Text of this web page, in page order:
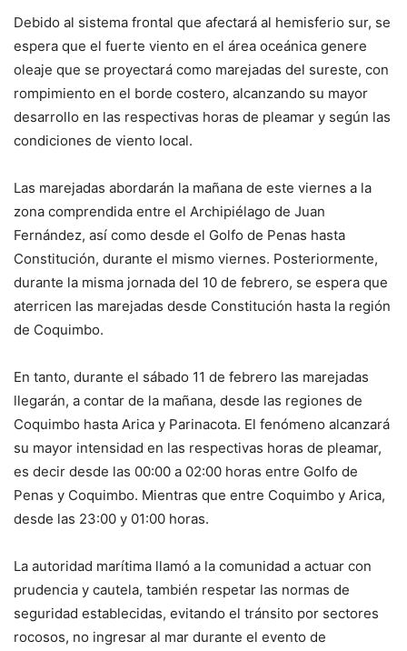
Debido al sistema frontal que afectará al hemisferio sur, se
espera que el fuerte viento en el área oceánica genere
oleaje que se proyectará como marejadas del sureste, con
rompimiento en el borde costero, alcanzando su mayor
desarrollo en las respectivas horas de pleamar y según las
condiciones de viento local.
Las marejadas abordarán la mañana de este viernes a la
zona comprendida entre el Archipiélago de Juan
Fernández, así como desde el Golfo de Penas hasta
Constitución, durante el mismo viernes. Posteriormente,
durante la misma jornada del 10 de febrero, se espera que
aterricen las marejadas desde Constitución hasta la región
de Coquimbo.
En tanto, durante el sábado 11 de febrero las marejadas
llegarán, a contar de la mañana, desde las regiones de
Coquimbo hasta Arica y Parinacota. El fenómeno alcanzará
su mayor intensidad en las respectivas horas de pleamar,
es decir desde las 00:00 a 02:00 horas entre Golfo de
Penas y Coquimbo. Mientras que entre Coquimbo y Arica,
desde las 23:00 y 01:00 horas.
La autoridad marítima llamó a la comunidad a actuar con
prudencia y cautela, también respetar las normas de
seguridad establecidas, evitando el tránsito por sectores
rocosos, no ingresar al mar durante el evento de